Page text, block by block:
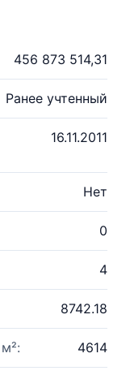
456 873 514,31
Ранее учтенный
16.11.2011
Нет
0
4
8742.18
4614